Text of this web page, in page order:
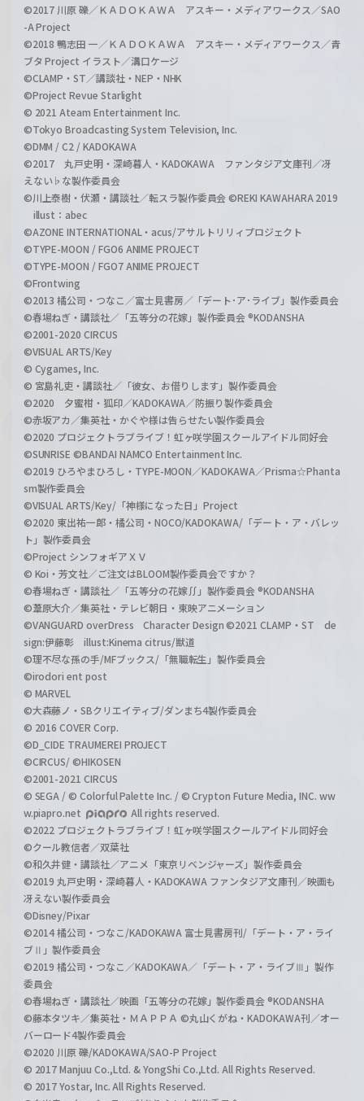
©2017 川原 礫／ＫＡＤＯＫＡＷＡ アスキー・メディアワークス／SAO
-A Project
©2018 鴨志田 一／ＫＡＤＯＫＡＷＡ アスキー・メディアワークス／青
ブタ Project イラスト／溝口ケージ
©CLAMP・ST／講談社・NEP・NHK
©Project Revue Starlight
© 2021 Ateam Entertainment Inc.
©Tokyo Broadcasting System Television, Inc.
©DMM / C2 / KADOKAWA
©2017 丸戸史明・深崎暮人・KADOKAWA ファンタジア文庫刊／冴
えない♭な製作委員会
©川上泰樹・伏瀬・講談社／転スラ製作委員会 ©REKI KAWAHARA 2019
illust：abec
©AZONE INTERNATIONAL・acus/アサルトリリィプロジェクト
©TYPE-MOON / FGO6 ANIME PROJECT
©TYPE-MOON / FGO7 ANIME PROJECT
©Frontwing
©2013 橘公司・つなこ／富士見書房／「デート･ア･ライブ」製作委員会
©春場ねぎ・講談社／「五等分の花嫁」製作委員会 ®KODANSHA
©2001-2020 CIRCUS
©VISUAL ARTS/Key
© Cygames, Inc.
© 宮島礼吏・講談社／「彼女、お借りします」製作委員会
©2020 夕蜜柑・狐印／KADOKAWA／防振り製作委員会
©赤坂アカ／集英社・かぐや様は告らせたい製作委員会
©2020 プロジェクトラブライブ！虹ヶ咲学園スクールアイドル同好会
©SUNRISE ©BANDAI NAMCO Entertainment Inc.
©2019 ひろやまひろし・TYPE-MOON／KADOKAWA／Prisma☆Phanta
sm製作委員会
©VISUAL ARTS/Key/「神様になった日」Project
©2020 東出祐一郎・橘公司・NOCO/KADOKAWA/「デート・ア・バレッ
ト」製作委員会
©Project シンフォギアＸＶ
© Koi・芳文社／ご注文はBLOOM製作委員会ですか？
©春場ねぎ・講談社／「五等分の花嫁∬」製作委員会 ®KODANSHA
©葦原大介／集英社・テレビ朝日・東映アニメーション
©VANGUARD overDress Character Design ©2021 CLAMP・ST de
sign:伊藤彰 illust:Kinema citrus/獣道
©理不尽な孫の手/MFブックス/「無職転生」製作委員会
©irodori ent post
© MARVEL
©大森藤ノ・SBクリエイティブ/ダンまち4製作委員会
© 2016 COVER Corp.
©D_CIDE TRAUMEREI PROJECT
©CIRCUS/ ©HIKOSEN
©2001-2021 CIRCUS
© SEGA / © Colorful Palette Inc. / © Crypton Future Media, INC. ww
w.piapro.net
All rights reserved.
©2022 プロジェクトラブライブ！虹ヶ咲学園スクールアイドル同好会
©クール教信者／双葉社
©和久井健・講談社／アニメ「東京リベンジャーズ」製作委員会
©2019 丸戸史明・深崎暮人・KADOKAWA ファンタジア文庫刊／映画も
冴えない製作委員会
©Disney/Pixar
©2014 橘公司・つなこ/KADOKAWA 富士見書房刊/「デート・ア・ライ
ブⅡ」製作委員会
©2019 橘公司・つなこ／KADOKAWA／「デート・ア・ライブⅢ」製作
委員会
©春場ねぎ・講談社／映画「五等分の花嫁」製作委員会 ®KODANSHA
©藤本タツキ／集英社・ＭＡＰＰＡ ©丸山くがね・KADOKAWA刊／オー
バーロード4製作委員会
©2020 川原 礫/KADOKAWA/SAO-P Project
© 2017 Manjuu Co.,Ltd. & YongShi Co.,Ltd. All Rights Reserved.
© 2017 Yostar, Inc. All Rights Reserved.